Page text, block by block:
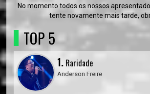
No momento todos os nossos
tente novamente mais tarde,
TOP 5
1. Raridade
Anderson Freire